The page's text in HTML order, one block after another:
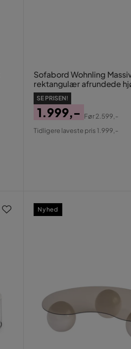
Sofabord Wohnling
rektangulær afrundede
landstil
SE PRISEN!
Pris
1.999,-
Original
Før2.599,-
Tidligere laveste pris 1.999,-
Nyhed